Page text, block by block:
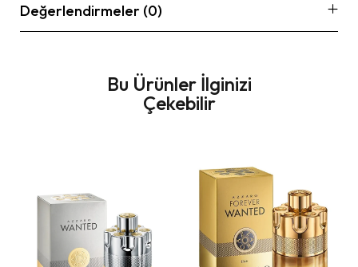
Değerlendirmeler (0)
Bu Ürünler İlginizi
Çekebilir